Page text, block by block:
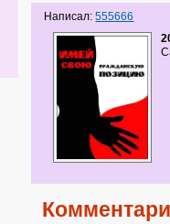
Написал:555666